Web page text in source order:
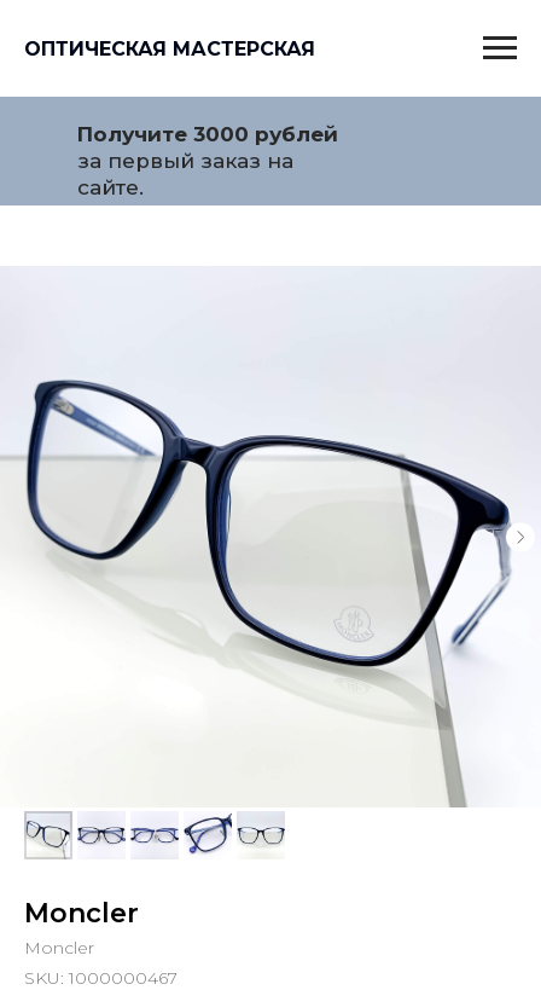
ОПТИЧЕСКАЯ МАСТЕРСКАЯ
Получите 3000 рублей
за первый заказ на
сайте.
Moncler
Moncler
SKU: 1000000467